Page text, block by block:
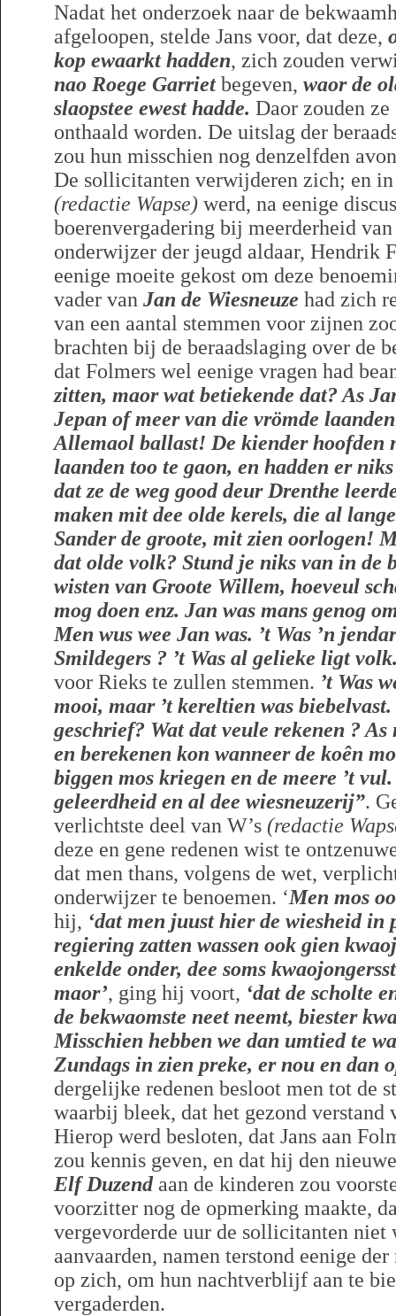
Nadat het onderzoek naar de
afgeloopen, stelde Jans voor, dat deze,
kop ewaarkt hadden, zich zouden
nao Roege Garrietbegeven, waor de
slaopstee ewest hadde. Daor zouden
onthaald worden. De uitslag der
zou hun misschien nog denzelfden
De sollicitanten verwijderen zich; en
(redactie Wapse) werd, na eenige
boerenvergadering bij meerderheid
onderwijzer der jeugd aldaar, Hendrik
eenige moeite gekost om deze
vader van Jan de Wiesneuze had zich
van een aantal stemmen voor zijnen
brachten bij de beraadslaging over de
dat Folmers wel eenige vragen had
zitten, maor wat betiekende dat? As
Jepan of meer van die vrömde
Allemaol ballast! De kiender hoofden
laanden too te gaon, en hadden er
dat ze de weg good deur Drenthe
maken mit dee olde kerels, die al
Sander de groote, mit zien oorlogen!
dat olde volk? Stund je niks van in de
wisten van Groote Willem, hoeveul
mog doen enz. Jan was mans genog
Men wus wee Jan was. ’t Was ’n
Smildegers ? ’t Was al gelieke ligt
voor Rieks te zullen stemmen. ’t Was
mooi, maar ’t kereltien was
geschrief? Wat dat veule rekenen ?
en berekenen kon wanneer de koên
biggen mos kriegen en de meere ’t
geleerdheid en al dee wiesneuzerij”.
verlichtste deel van W’s (redactie
deze en gene redenen wist te
dat men thans, volgens de wet,
onderwijzer te benoemen. ‘Men mos
hij, ‘dat men juust hier de wiesheid in
regiering zatten wassen ook gien
enkelde onder, dee soms
maor’, ging hij voort, ‘dat de scholte
de bekwaomste neet neemt, biester
Misschien hebben we dan umtied te
Zundags in zien preke, er nou en dan
dergelijke redenen besloot men tot de
waarbij bleek, dat het gezond verstand
Hierop werd besloten, dat Jans aan
zou kennis geven, en dat hij den
Elf Duzendaan de kinderen zou
voorzitter nog de opmerking maakte,
vergevorderde uur de sollicitanten niet
aanvaarden, namen terstond eenige
op zich, om hun nachtverblijf aan te
vergaderden.